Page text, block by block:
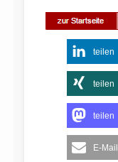
teilen
teilen
teilen
E-Mail